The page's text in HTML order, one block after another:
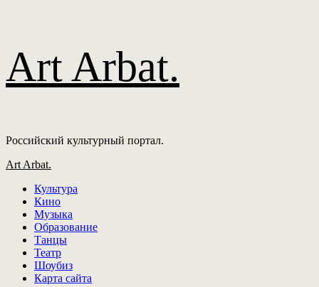
содержимому
Art Arbat.
Российский культурный портал.
Основное
Art Arbat.
Культура
Кино
Музыка
Образование
Танцы
Театр
Шоубиз
Карта сайта